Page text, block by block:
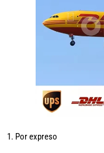
1. Por expreso